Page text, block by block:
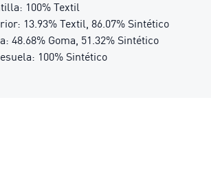
100% Textil
13.93% Textil, 86.07% Sintético
48.68% Goma, 51.32% Sintético
100% Sintético